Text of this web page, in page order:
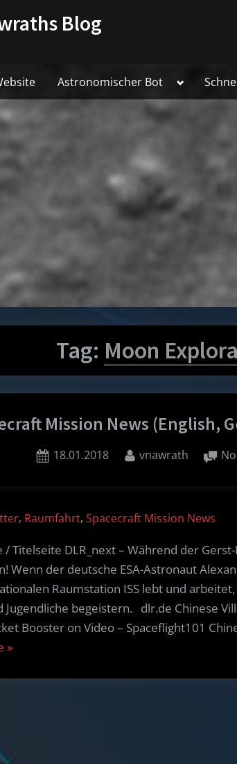
Blog
Astronomischer Bot Toggle
menu
Tag: Moon
Mission News (English,
Posted
18.01.2018 By
vnawrath
, Raumfahrt,Spacecraft Mission News
/ Titelseite DLR_next – Während der
Wenn der deutsche ESA-Astronaut
Raumstation ISS lebt und
Jugendliche begeistern. dlr.de Chinese
Booster on Video – Spaceflight101
“Spacecraft
»